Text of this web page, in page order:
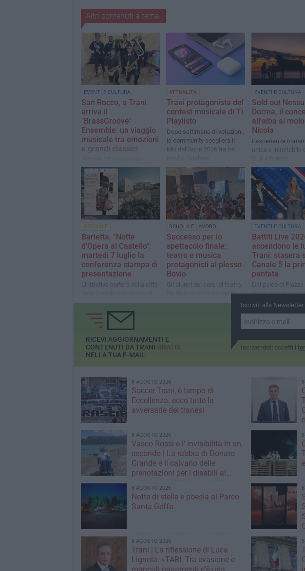
Altri contenuti a tema
EVENTI E CULTURA
San Rocco, a Trani
arriva il
"BrassGroove"
Ensemble: un viaggio
musicale tra emozioni
e grandi classici
20:30, nella Chiesa di San
Rocco
ATTUALITÀ
Trani protagonista del
contest musicale di Ti
Playlisto
Dopo settimane di votazioni,
la community sceglierà il
Mix dell'Anno 2026 tra tre
EVENTI E CULTURA
Sold out
Dorma, il
all'alba al
Nicola
L'esperienza
unica e inimitabile
SPECIALE
Barletta, “Notte
d’Opera al Castello”:
martedì 7 luglio la
conferenza stampa di
presentazione
L'iniziativa porterà nella città
grande musica con la Apulia
Sinfonietta Orchestra e il
cast lirico internazionale del
Premiere Opera Vocal Arts
Institute di New York
SCUOLA E LAVORO
Successo per lo
spettacolo finale:
teatro e musica
protagonisti al plesso
Bovio
Gli alunni dei corsi di teatro,
flauto e violoncello hanno
emozionato il pubblico con
prestigiosi riconoscimenti
EVENTI E CULTURA
Battiti Live
accendono le
Trani: stasera
Canale 5 la
puntata
Dal palco di Piazza
arriva in prima
grande show
Iscriviti alla Newsletter
Iscrivendoti accetti i
RICEVI AGGIORNAMENTI E
CONTENUTI DA TRANI GRATIS
NELLA TUA E-MAIL
8 AGOSTO 2026
Soccer Trani, è tempo di
Eccellenza: ecco tutte le
avversarie dei tranesi
8 AGOSTO 2026
Vasco Rossi e l' invisibilità in un
secondo | La rabbia di Donato
Grande e il calvario delle
prenotazioni per i disabili ai
8 AGOSTO 2026
Notte di stelle e poesia al Parco
Santa Geffa
8 AGOSTO 2026
Trani | La riflessione di Luca
Lignola: «TARI. Tra evasione e